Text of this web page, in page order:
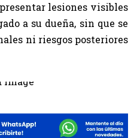
lesiones visibles
a su dueña, sin que se
ni riesgos posteriores